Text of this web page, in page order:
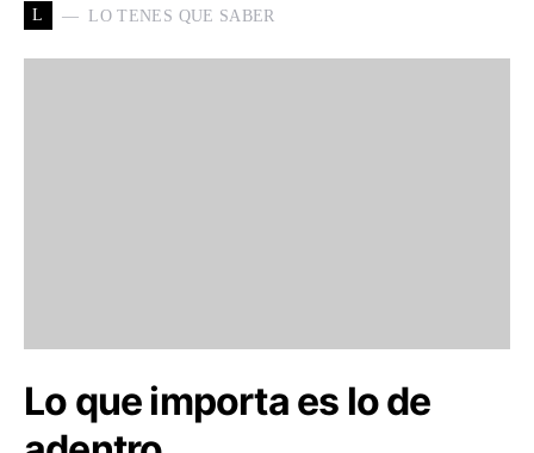
L LO TENES QUE SABER
Lo que importa es lo de